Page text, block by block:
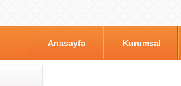
Anasayfa Kurumsal